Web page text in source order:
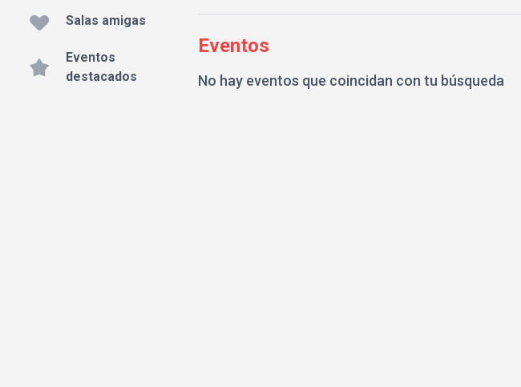
Salas amigas
Eventos
destacados
Eventos
No hay eventos que coincidan con tu búsqueda